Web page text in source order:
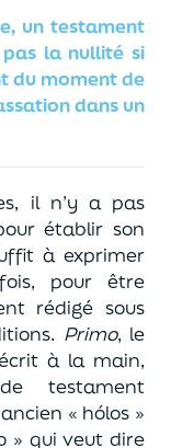
un testament
la nullité si
du moment de
dans un
il n’y a pas
établir son
à exprimer
pour être
rédigé sous
Primo, le
à la main,
testament
« hólos »
» qui veut dire